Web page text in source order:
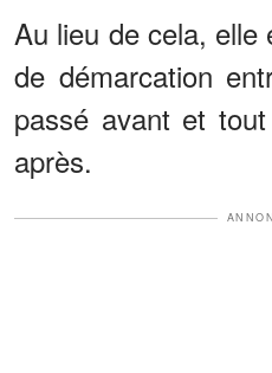
Au lieu de cela, elle
de démarcation
passé avant et
après.